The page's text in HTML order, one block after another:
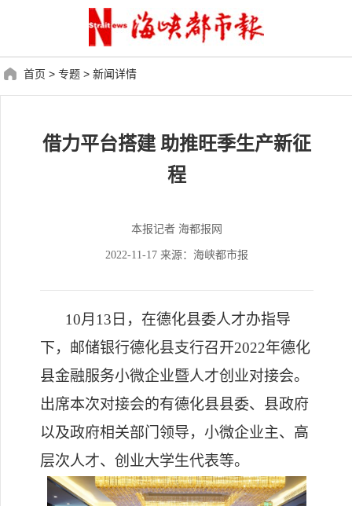
首页 > 专题 > 新闻详情
借力平台搭建 助推旺季生产新征
程
本报记者 海都报网
2022-11-17 来源：海峡都市报
10月13日，在德化县委人才办指导
下，邮储银行德化县支行召开2022年德化
县金融服务小微企业暨人才创业对接会。
出席本次对接会的有德化县县委、县政府
以及政府相关部门领导，小微企业主、高
层次人才、创业大学生代表等。